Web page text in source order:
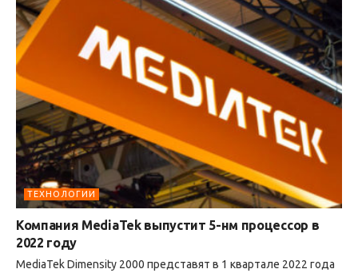
ТЕХНОЛОГИИ
Компания MediaTek выпустит 5-нм процессор в
2022 году
MediaTek Dimensity 2000 представят в 1 квартале 2022 года